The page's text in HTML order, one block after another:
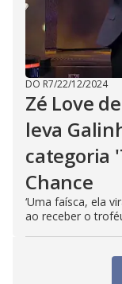
DO R7/22/12/2024
Zé Love
leva
categoria
Chance
‘Uma faísca, ela
ao receber o